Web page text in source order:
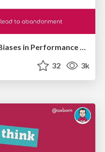
Understanding Cognitive Biases in Performance Measurement
32 3k